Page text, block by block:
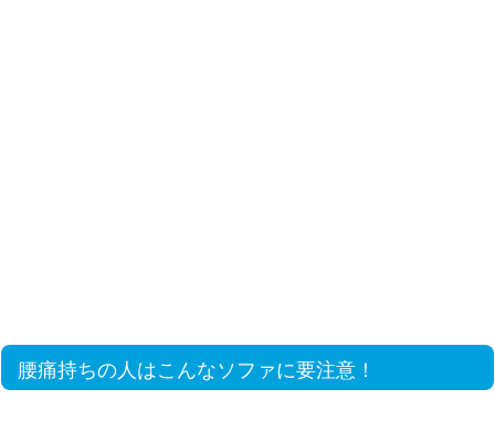
腰痛持ちの人はこんなソファに要注意！